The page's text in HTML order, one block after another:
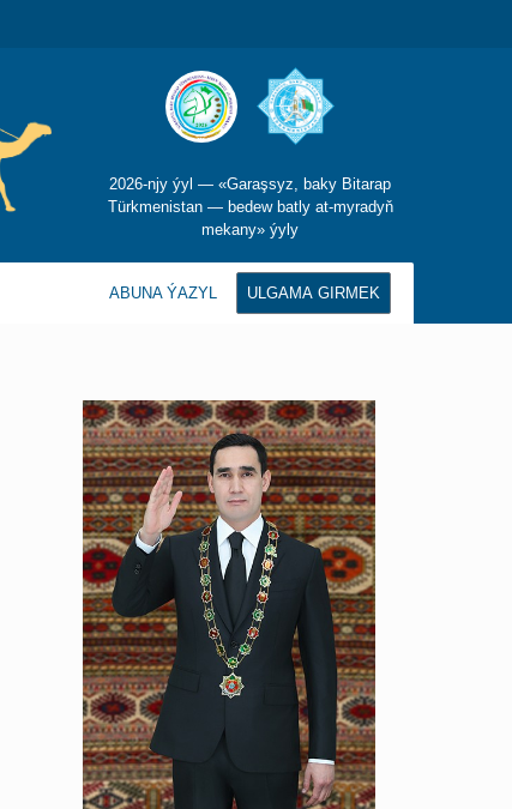
2026-njy ýyl — «Garaşsyz, baky Bitarap
Türkmenistan — bedew batly at-myradyň
mekany» ýyly
ABUNA ÝAZYL ULGAMA GIRMEK